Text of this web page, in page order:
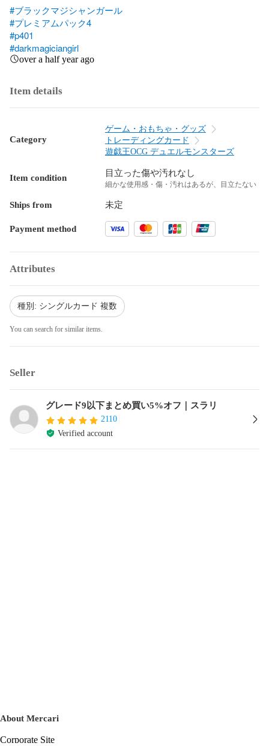
#ブラックマジシャンガール
#プレミアムパック4
#p401
#darkmagiciangirl
over a half year ago
Item details
Category
ゲーム・おもちゃ・グッズ
トレーディングカード
遊戯王OCG デュエルモンスターズ
Item condition 目立った傷や汚れなし
細かな使用感・傷・汚れはあるが、目立たない
Ships from 未定
Payment method
Attributes
種別: シングルカード 複数
You can search for similar items.
Seller
グレード9以下まとめ買い5%オフ｜スラリ
2110
Verified account
About Mercari
Corporate Site